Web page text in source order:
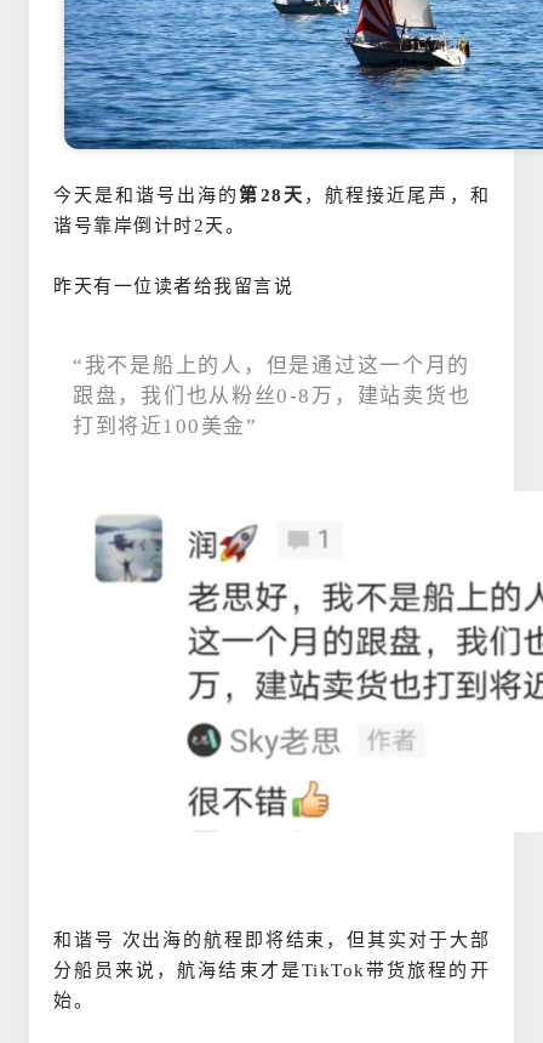
今天是和谐号出海的第28天 ，航程接近尾 声 ，和
谐号靠岸倒计时2天。
昨天有一位读者给我留言说
“我不是船上的人，但是通过这一个月的
跟盘，我们也从粉丝0-8万，建站卖货也
打到将近100美金”
和谐号 次出海的航程即将结束，但其实对于大部
分船员来说，航海结束才是TikTok带货旅程的开
始。